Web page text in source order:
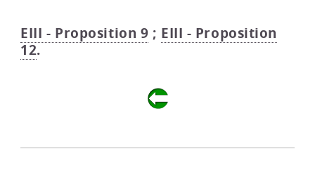
EIII - Proposition 9 ; EIII - Proposition
12.